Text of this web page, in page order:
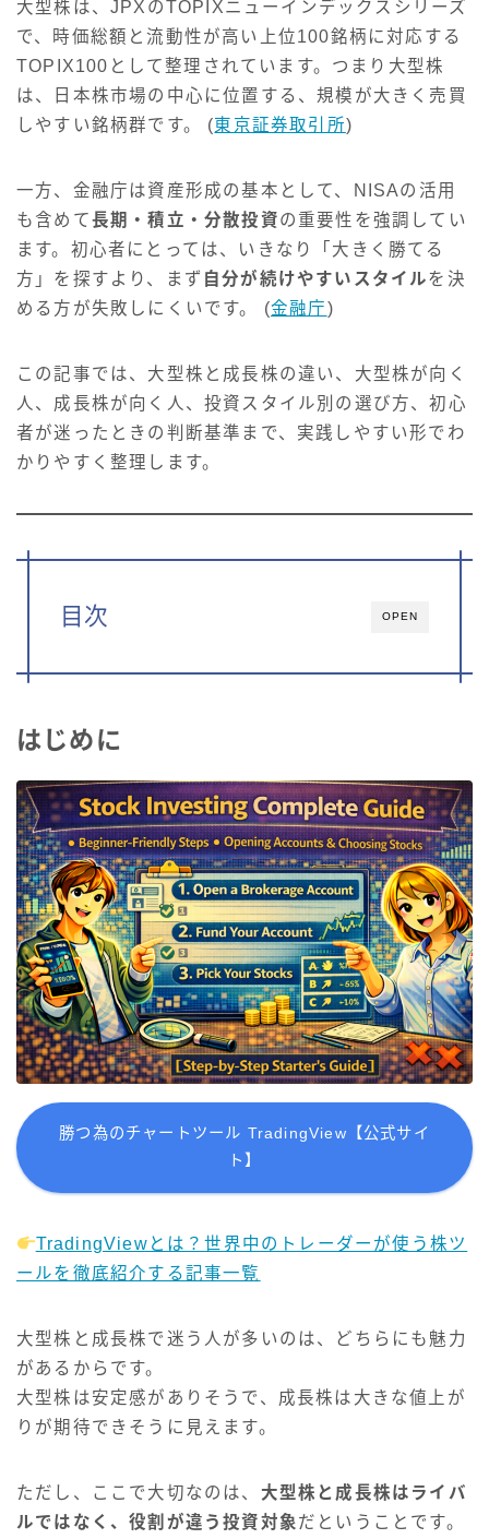
大型株は、JPXのTOPIXニューインデックスシリーズ
で、時価総額と流動性が高い上位100銘柄に対応する
TOPIX100として整理されています。つまり大型株
は、日本株市場の中心に位置する、規模が大きく売買
しやすい銘柄群です。 (東京証券取引所)
一方、金融庁は資産形成の基本として、NISAの活用
も含めて長期・積立・分散投資の重要性を強調してい
ます。初心者にとっては、いきなり「大きく勝てる
方」を探すより、まず 自分が続けやすいスタイルを決
める方が失敗しにくいです。 (金融庁)
この記事では、大型株と成長株の違い、大型株が向く
人、成長株が向く人、投資スタイル別の選び方、初心
者が迷ったときの判断基準まで、実践しやすい形でわ
かりやすく整理します。
OPEN
目次
はじめに
勝つ為のチャートツール TradingView【公式サイ
ト】
TradingViewとは？世界中のトレーダーが使う株ツ
ールを徹底紹介する記事一覧
大型株と成長株で迷う人が多いのは、どちらにも魅力
があるからです。
大型株は安定感がありそうで、成長株は大きな値上が
りが期待できそうに見えます。
ただし、ここで大切なのは、 大型株と成長株はライバ
ルではなく、役割が違う投資対象だということです。